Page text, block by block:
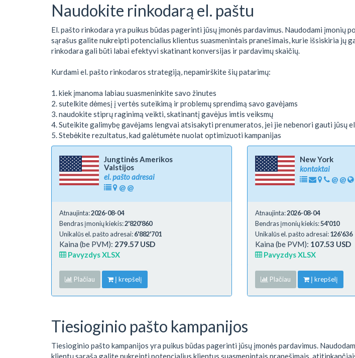
Naudokite rinkodarą el. paštu
El. pašto rinkodara yra puikus būdas pagerinti jūsų įmonės pardavimus. Naudodami įmonių
sąrašus galite nukreipti potencialius klientus suasmenintais pranešimais, kurie išsiskiria jų
rinkodara gali būti labai efektyvi skatinant konversijas ir pardavimų skaičių.
Kurdami el. pašto rinkodaros strategiją, nepamirškite šių patarimų:
1. kiek įmanoma labiau suasmeninkite savo žinutes
2. sutelkite dėmesį į vertės suteikimą ir problemų sprendimą savo gavėjams
3. naudokite stiprų raginimą veikti, skatinantį gavėjus imtis veiksmų
4. Suteikite galimybę gavėjams lengvai atsisakyti prenumeratos, jei jie nebenori gauti jūsų
5. Stebėkite rezultatus, kad galėtumėte nuolat optimizuoti kampanijas
Jungtinės Amerikos
Valstijos
el. pašto adresai
@ @
Atnaujinta:2026-08-04
Bendras įmonių kiekis:2'820'860
Unikalūs el. pašto adresai:6'882'701
Kaina (be PVM): 279.57 USD
Pavyzdys XLSX
Plačiau Į krepšelį
New York
kontaktai
@ @
Atnaujinta:2026-08-04
Bendras įmonių kiekis:54'010
Unikalūs el. pašto adresai:126'636
Kaina (be PVM): 107.53 USD
Pavyzdys XLSX
Plačiau Į krepšelį
Tiesioginio pašto kampanijos
Tiesioginio pašto kampanijos yra puikus būdas pagerinti jūsų įmonės pardavimus.
klientų sąrašą galite nukreipti potencialius klientus suasmenintais pranešimais,